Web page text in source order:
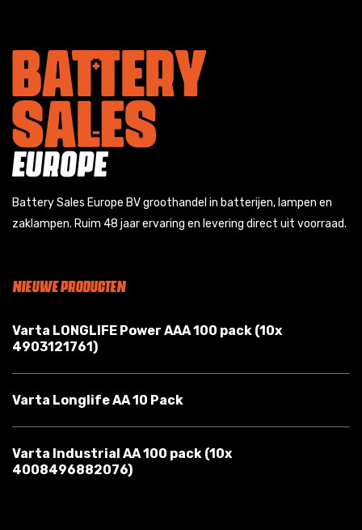
Battery Sales Europe BV groothandel in batterijen, lampen en
zaklampen. Ruim 48 jaar ervaring en levering direct uit voorraad.
NIEUWE PRODUCTEN
Varta LONGLIFE Power AAA 100 pack (10x
4903121761)
Varta Longlife AA 10 Pack
Varta Industrial AA 100 pack (10x
4008496882076)